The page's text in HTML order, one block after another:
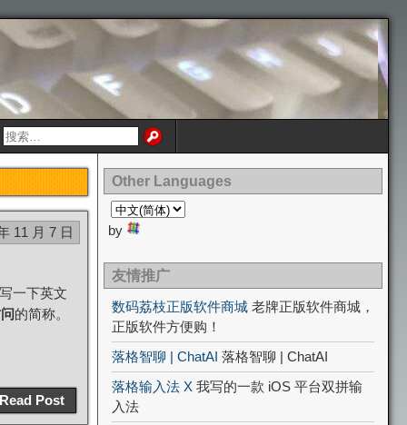
11 月 7 日
一下英文
的简称。
Read Post
Other Languages
by
友情推广
数码荔枝正版软件商城 老牌正版软件商城，
正版软件方便购！
落格智聊 | ChatAI 落格智聊 | ChatAI
落格输入法 X 我写的一款 iOS 平台双拼输
入法